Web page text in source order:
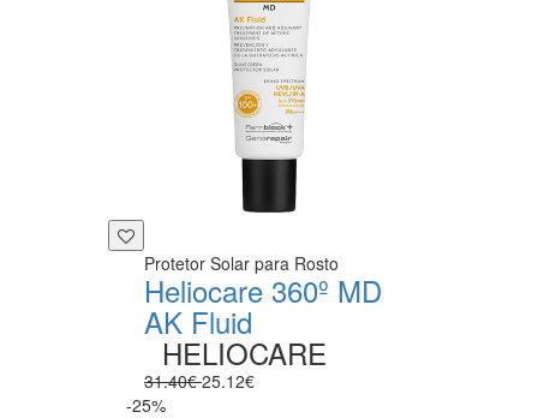
Protetor Solar para Rosto
Heliocare 360º MD
AK Fluid
HELIOCARE
31.40€25.12€
-25%